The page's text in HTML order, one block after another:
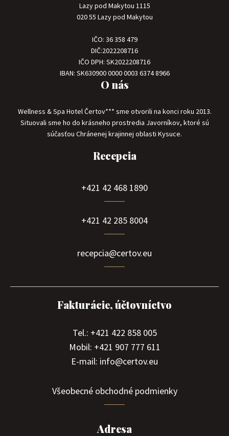
Lazy pod Makytou 1115
020 55 Lazy pod Makytou
IČO: 36 358 479
DIČ:2022208716
IČO DPH: SK2022208716
IBAN: SK630900 0000 0003 6374 8966
O nás
Wellness & Spa Hotel Čertov*** sme otvorili na konci roku 2013.
Situovali sme ho do krásneho prostredia Javorníkov, ktoré sú
súčasťou Chránenej krajinnej oblasti Kysuce.
Recepcia
+421 42 468 1890
+421 42 285 8004
recepcia@certov.eu
Fakturácie, účtovníctvo
Tel.: +421 422 858 005
Mobil: +421 907 777 611
E-mail: info@certov.eu
Všeobecné obchodné podmienky
Adresa